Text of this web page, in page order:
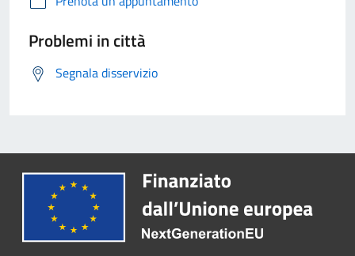
Problemi in città
Segnala disservizio